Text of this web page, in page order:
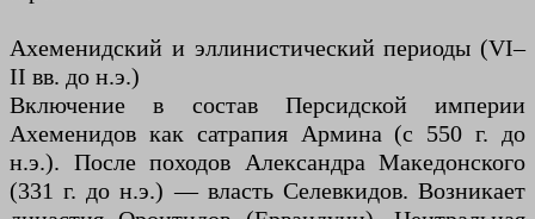
Ахеменидский и эллинистический периоды (VI–
II вв. до н.э.)
Включение в состав Персидской империи
Ахеменидов как сатрапия Армина (с 550 г. до
н.э.). После походов Александра Македонского
(331 г. до н.э.) — власть Селевкидов. Возникает